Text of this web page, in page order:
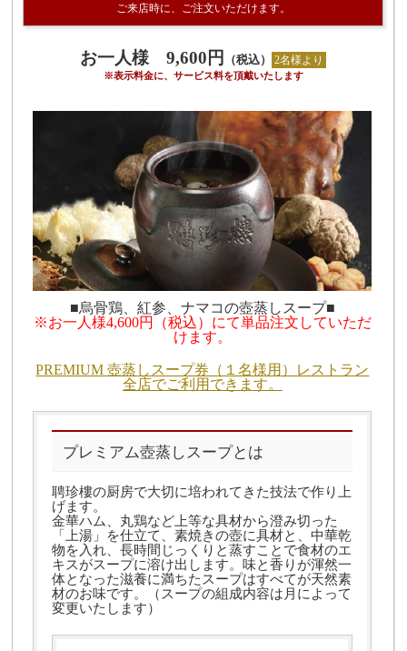
ご来店時に、ご注文いただけます。
お一人様 9,600円 （税込） 2名様より
※表示料金に、サービス料を頂戴いたします
■烏骨鶏、紅参、ナマコの壺蒸しスープ■
※お一人様4,600円（税込）にて単品注文していただ
けます。
PREMIUM 壺蒸しスープ券（１名様用）レストラン
全店でご利用できます。
プレミアム壺蒸しスープとは
聘珍樓の厨房で大切に培われてきた技法で作り上
げます。
金華ハム、丸鶏など上等な具材から澄み切った
「上湯」を仕立て、素焼きの壺に具材と、中華乾
物を入れ、長時間じっくりと蒸すことで食材のエ
キスがスープに溶け出します。味と香りが渾然一
体となった滋養に満ちたスープはすべてが天然素
材のお味です。（スープの組成内容は月によって
変更いたします）